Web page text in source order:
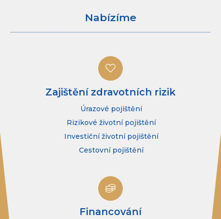
Nabízíme
Zajištění zdravotních rizik
Úrazové pojištění
Rizikové životní pojištění
Investiční životní pojištění
Cestovní pojištění
Financování